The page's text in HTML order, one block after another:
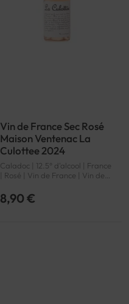
Vin de France Sec Rosé
Maison Ventenac La
Culottee 2024
Caladoc | 12.5° d'alcool | France
| Rosé | Vin de France | Vin de
8,90 €